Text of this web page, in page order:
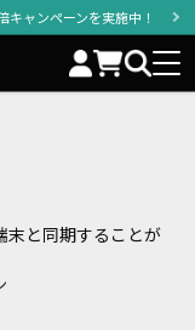
キャンペーンを実施中！
末と同期することが